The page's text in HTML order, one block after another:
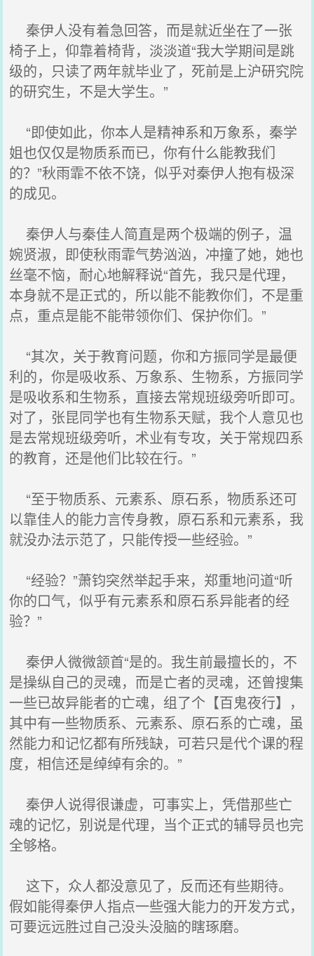
秦伊人没有着急回答，而是就近坐在了一张
椅子上，仰靠着椅背，淡淡道“我大学期间是跳
级的，只读了两年就毕业了，死前是上沪研究院
的研究生，不是大学生。”
“即使如此，你本人是精神系和万象系，秦学
姐也仅仅是物质系而已，你有什么能教我们
的？”秋雨霏不依不饶，似乎对秦伊人抱有极深
的成见。
秦伊人与秦佳人简直是两个极端的例子，温
婉贤淑，即使秋雨霏气势汹汹，冲撞了她，她也
丝毫不恼，耐心地解释说“首先，我只是代理，
本身就不是正式的，所以能不能教你们，不是重
点，重点是能不能带领你们、保护你们。”
“其次，关于教育问题，你和方振同学是最便
利的，你是吸收系、万象系、生物系，方振同学
是吸收系和生物系，直接去常规班级旁听即可。
对了，张昆同学也有生物系天赋，我个人意见也
是去常规班级旁听，术业有专攻，关于常规四系
的教育，还是他们比较在行。”
“至于物质系、元素系、原石系，物质系还可
以靠佳人的能力言传身教，原石系和元素系，我
就没办法示范了，只能传授一些经验。”
“经验？”萧钧突然举起手来，郑重地问道“听
你的口气，似乎有元素系和原石系异能者的经
验？”
秦伊人微微颔首“是的。我生前最擅长的，不
是操纵自己的灵魂，而是亡者的灵魂，还曾搜集
一些已故异能者的亡魂，组了个【百鬼夜行】，
其中有一些物质系、元素系、原石系的亡魂，虽
然能力和记忆都有所残缺，可若只是代个课的程
度，相信还是绰绰有余的。”
秦伊人说得很谦虚，可事实上，凭借那些亡
魂的记忆，别说是代理，当个正式的辅导员也完
全够格。
这下，众人都没意见了，反而还有些期待。
假如能得秦伊人指点一些强大能力的开发方式，
可要远远胜过自己没头没脑的瞎琢磨。